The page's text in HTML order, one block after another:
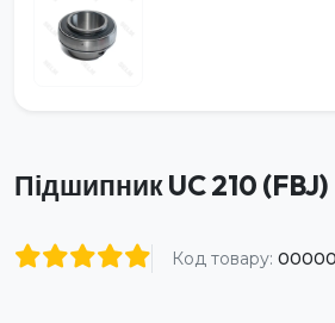
Підшипник UC 210 (FBJ)
Код товару: